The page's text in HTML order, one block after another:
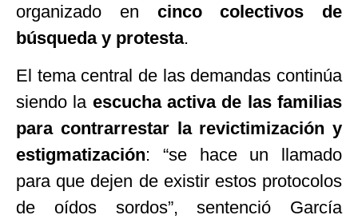
organizado en cinco colectivos de
búsqueda y protesta.
El tema central de las demandas continúa
siendo la escucha activa de las familias
para contrarrestar la revictimización y
estigmatización: “se hace un llamado
para que dejen de existir estos protocolos
de oídos sordos”, sentenció García